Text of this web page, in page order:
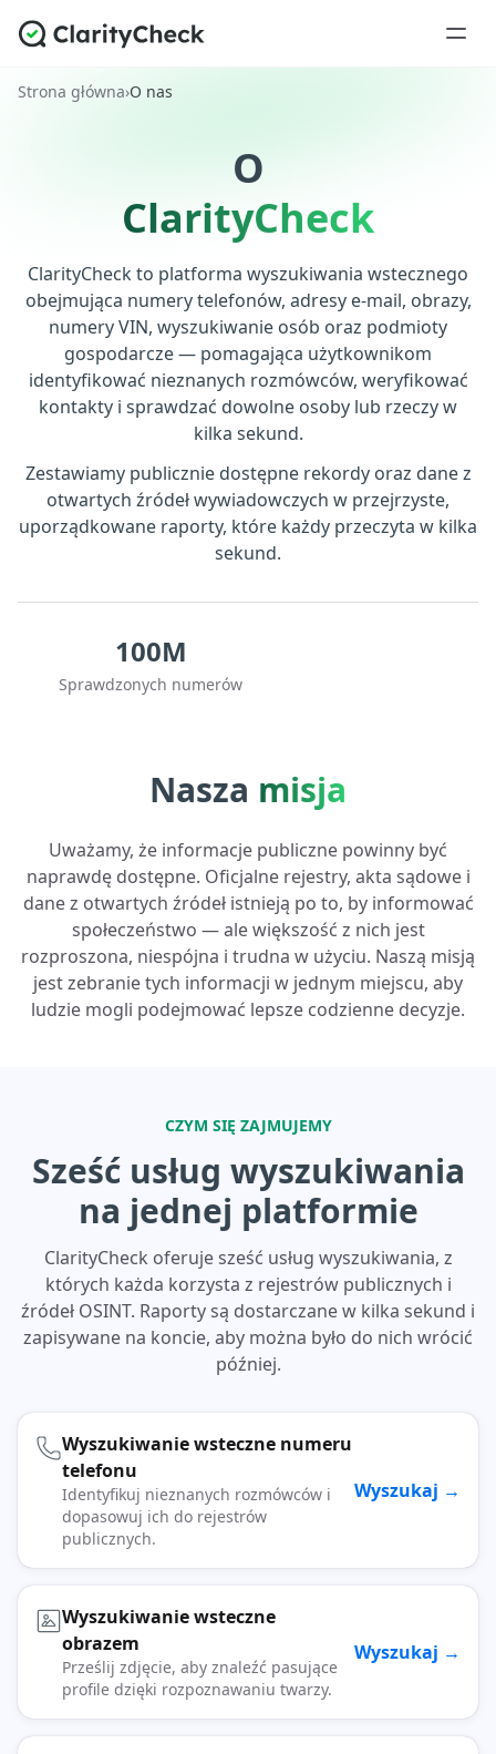
Strona główna›O nas
O
ClarityCheck
ClarityCheck to platforma wyszukiwania wstecznego
obejmująca numery telefonów, adresy e-mail, obrazy,
numery VIN, wyszukiwanie osób oraz podmioty
gospodarcze — pomagająca użytkownikom
identyfikować nieznanych rozmówców, weryfikować
kontakty i sprawdzać dowolne osoby lub rzeczy w
kilka sekund.
Zestawiamy publicznie dostępne rekordy oraz dane z
otwartych źródeł wywiadowczych w przejrzyste,
uporządkowane raporty, które każdy przeczyta w kilka
sekund.
100M
Sprawdzonych numerów
Nasza misja
Uważamy, że informacje publiczne powinny być
naprawdę dostępne. Oficjalne rejestry, akta sądowe i
dane z otwartych źródeł istnieją po to, by informować
społeczeństwo — ale większość z nich jest
rozproszona, niespójna i trudna w użyciu. Naszą misją
jest zebranie tych informacji w jednym miejscu, aby
ludzie mogli podejmować lepsze codzienne decyzje.
CZYM SIĘ ZAJMUJEMY
Sześć usług wyszukiwania
na jednej platformie
ClarityCheck oferuje sześć usług wyszukiwania, z
których każda korzysta z rejestrów publicznych i
źródeł OSINT. Raporty są dostarczane w kilka sekund i
zapisywane na koncie, aby można było do nich wrócić
później.
Wyszukiwanie wsteczne numeru
telefonu
Identyfikuj nieznanych rozmówców i
dopasowuj ich do rejestrów
publicznych.
Wyszukaj →
Wyszukiwanie wsteczne
obrazem
Prześlij zdjęcie, aby znaleźć pasujące
profile dzięki rozpoznawaniu twarzy.
Wyszukaj →